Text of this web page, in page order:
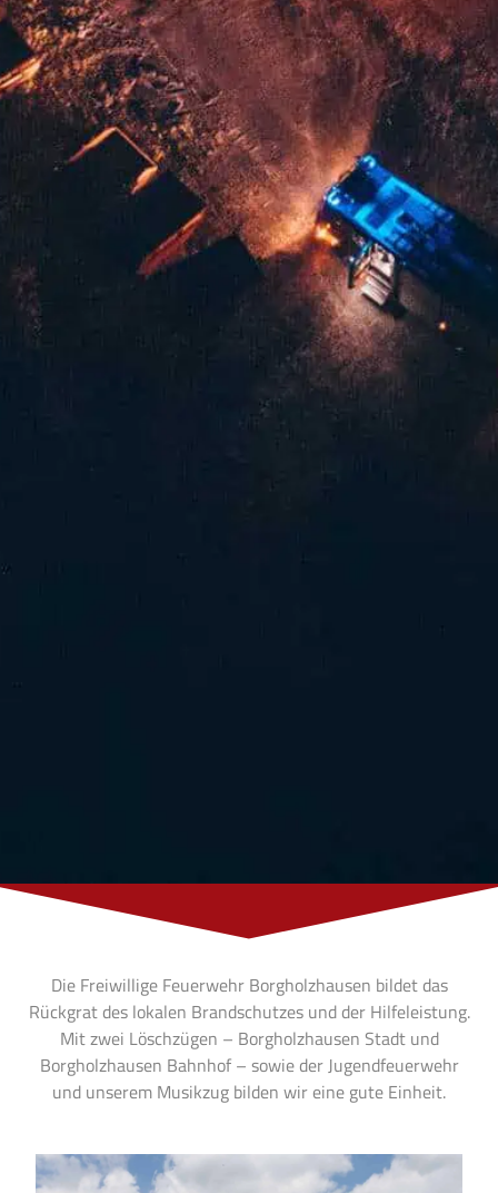
Die Freiwillige Feuerwehr Borgholzhausen bildet das
Rückgrat des lokalen Brandschutzes und der Hilfeleistung.
Mit zwei Löschzügen – Borgholzhausen Stadt und
Borgholzhausen Bahnhof – sowie der Jugendfeuerwehr
und unserem Musikzug bilden wir eine gute Einheit.